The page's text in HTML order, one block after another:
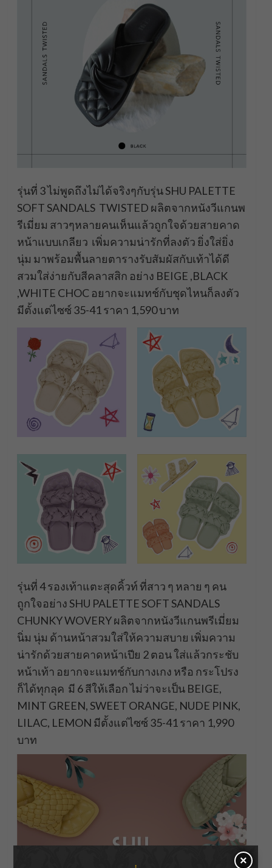
รุ่นที่ 3 ไม่พูดถึงไม่ได้จริงๆกับรุ่น SHU PALETTE
SOFT SANDALS TWISTED ผลิตจากหนังวีแกนพ
รีเมี่ยม สาวๆหลายคนเห็นแล้วถูกใจด้วยสายคาด
หน้าแบบเกลียว เพิ่มความน่ารักที่ลงตัว ยิ่งใส่ยิ่ง
นุ่ม มาพร้อมพื้นลายตารางรับสัมผัสกับเท้าได้ดี
สวมใส่ง่ายกับสีคลาสสิก อย่าง BEIGE ,BLACK
,WHITE CHOC อยากจะแมทช์กับชุดไหนก็ลงตัว
มีตั้งแต่ไซซ์ 35-41 ราคา 1,590 บาท
รุ่นที่ 4 รองเท้าแตะสุดคิ้วท์ ที่สาว ๆ หลาย ๆ คน
ถูกใจอย่าง SHU PALETTE SOFT SANDALS
CHUNKY WOVERY ผลิตจากหนังวีแกนพรีเมี่ยม
นิ่ม นุ่ม ด้านหน้าสวมใส่ให้ความสบาย เพิ่มความ
น่ารักด้วยสายคาดหน้าเปีย 2 ตอน ใส่แล้วกระชับ
หน้าเท้า อยากจะแมทช์กับกางเกง หรือ กระโปรง
ก็ได้ทุกลุค มี 6 สีให้เลือก ไม่ว่าจะเป็น BEIGE,
MINT GREEN, SWEET ORANGE, NUDE PINK,
LILAC, LEMON มีตั้งแต่ไซซ์ 35-41 ราคา 1,990
บาท
×